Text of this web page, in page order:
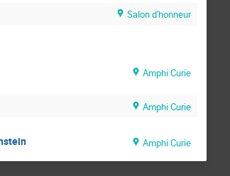
Salon d'honneur
Amphi Curie
Amphi Curie
Amphi Curie